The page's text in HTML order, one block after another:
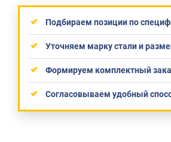
Подбираем позиции по
Уточняем марку стали и
Формируем комплектный
Согласовываем удобный